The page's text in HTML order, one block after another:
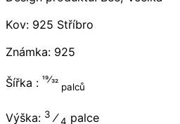
Kov: 925 Stříbro
Známka: 925
Šířka : 19⁄32
palců
Výška: 3⁄4 palce